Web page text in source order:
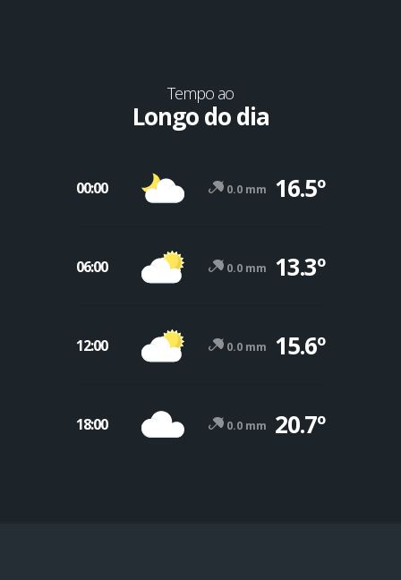
Tempo ao
Longo do dia
00:00 0.0 mm 16.5º
06:00 0.0 mm 13.3º
12:00 0.0 mm 15.6º
18:00 0.0 mm 20.7º